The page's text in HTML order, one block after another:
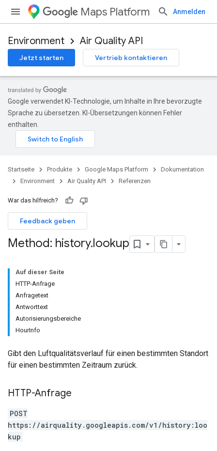
Maps Platform Anmelden
Environment Air Quality API
Jetzt starten Vertrieb kontaktieren
Google verwendet KI-Technologie, um Inhalte in Ihre bevorzugte
Sprache zu übersetzen. KI-Übersetzungen können Fehler
enthalten.
Startseite Produkte Google Maps Platform
Dokumentation
Environment
Air Quality API Referenzen
War das hilfreich?
Feedback geben
Method: history.lookup
Auf dieser Seite
HTTP-Anfrage
Anfragetext
Antworttext
Autorisierungsbereiche
HourInfo
Gibt den Luftqualitätsverlauf für einen bestimmten Standort
für einen bestimmten Zeitraum zurück.
HTTP-Anfrage
POST
https://airquality.googleapis.com/v1/history:loo
kup